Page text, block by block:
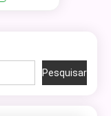
Pesquisar